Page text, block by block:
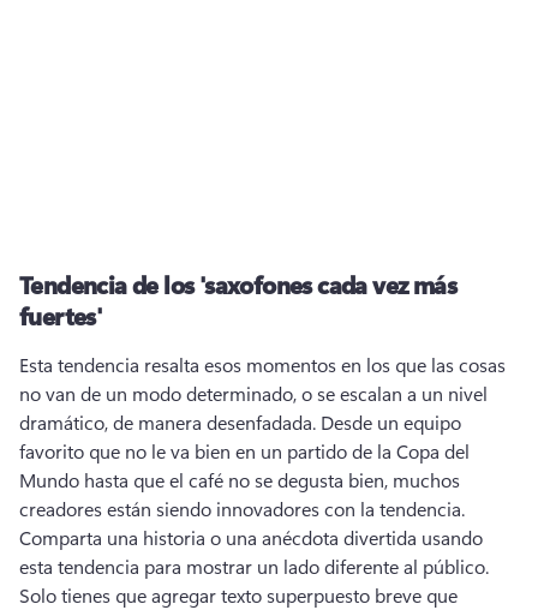
Tendencia de los 'saxofones cada vez más
fuertes'
Esta tendencia resalta esos momentos en los que las cosas
no van de un modo determinado, o se escalan a un nivel
dramático, de manera desenfadada. Desde un equipo
favorito que no le va bien en un partido de la Copa del
Mundo hasta que el café no se degusta bien, muchos
Comparta una historia o una anécdota divertida usando
Solo tienes que agregar texto superpuesto breve que